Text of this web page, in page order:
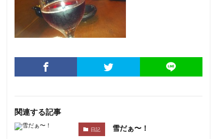
関連する記事
日記 雪だぁ〜！